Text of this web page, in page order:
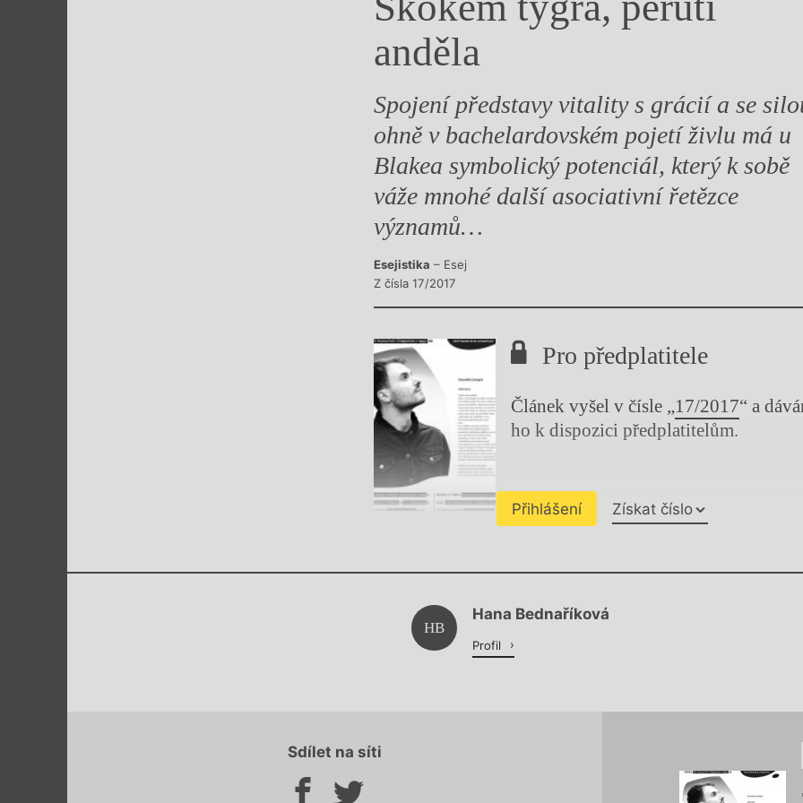
Výroční ceny
anděla
Spojení představy vitality s grácií a se
ohně v bachelardovském pojetí živlu má u
Blakea symbolický potenciál, který k sobě
váže mnohé další asociativní řetězce
významů…
Esejistika – Esej
Z čísla 17/2017
Pro předplatitele
Článek vyšel v čísle „17/2017“ a
ho k dispozici předplatitelům.
Přihlášení Získat číslo
Chviličku.
HB
Hana Bednaříková
Profil
Sdílet na síti